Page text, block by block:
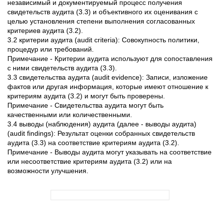
независимый и документируемый процесс получения
свидетельств аудита (3.3) и объективного их оценивания с
целью установления степени выполнения согласованных
критериев аудита (3.2).
3.2 критерии аудита (audit criteria): Совокупность политики,
процедур или требований.
Примечание - Критерии аудита используют для сопоставления
с ними свидетельств аудита (3.3).
3.3 свидетельства аудита (audit evidence): Записи, изложение
фактов или другая информация, которые имеют отношение к
критериям аудита (3.2) и могут быть проверены.
Примечание - Свидетельства аудита могут быть
качественными или количественными.
3.4 выводы (наблюдения) аудита (далее - выводы аудита)
(audit findings): Результат оценки собранных свидетельств
аудита (3.3) на соответствие критериям аудита (3.2).
Примечание - Выводы аудита могут указывать на соответствие
или несоответствие критериям аудита (3.2) или на
возможности улучшения.